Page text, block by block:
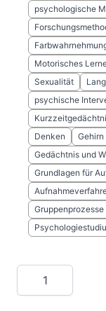
psychologische
Motorisches
Sexualität
psychische
Denken
Gehirn
Gedächtnis und
Grundlagen für
Gruppenprozesse
Menge